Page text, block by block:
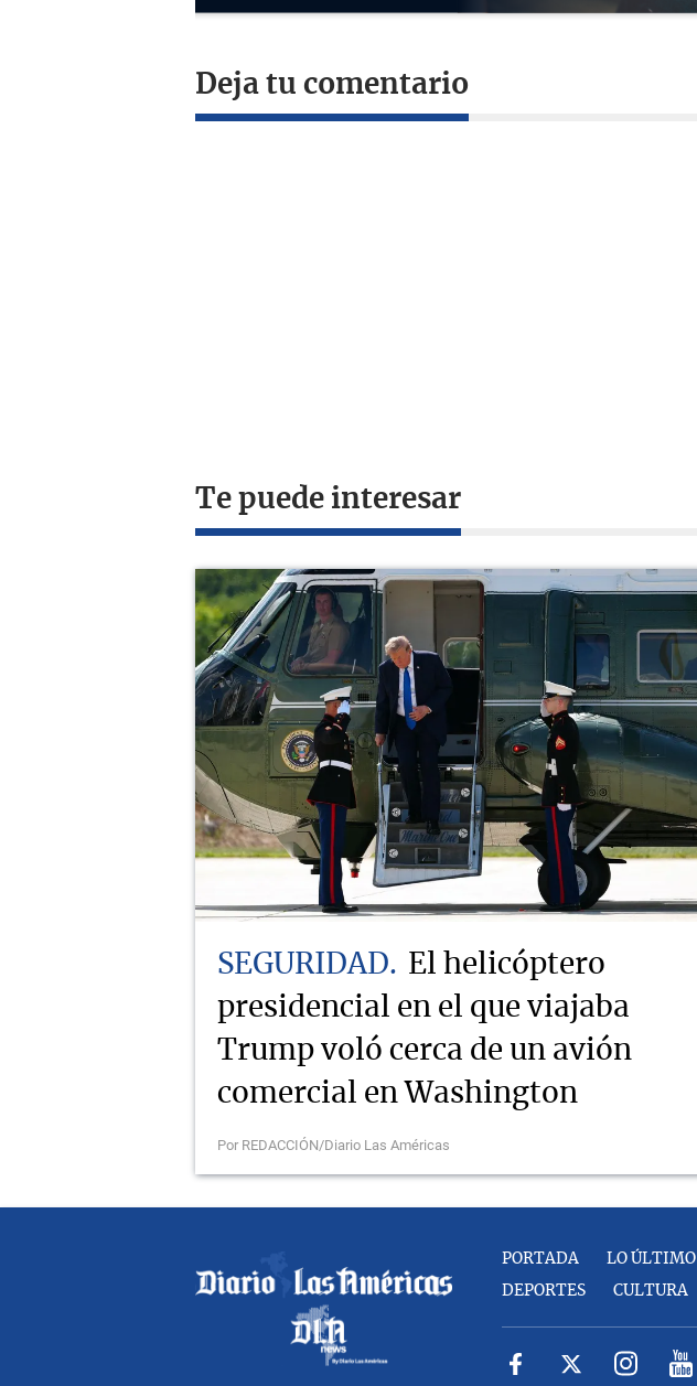
Deja tu comentario
Te puede interesar
SEGURIDAD
El helicóptero
presidencial en el que viajaba
Trump voló cerca de un avión
comercial en Washington
Por REDACCIÓN/Diario Las Américas
PORTADA LO ÚLTIMO
DEPORTES CULTURA